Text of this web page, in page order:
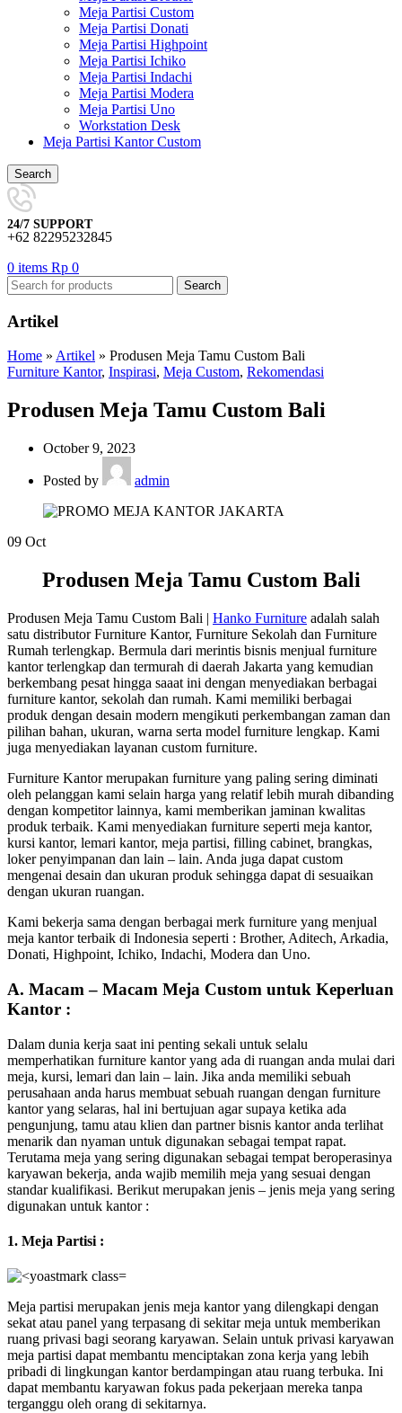
Meja Partisi Custom
Meja Partisi Donati
Meja Partisi Highpoint
Meja Partisi Ichiko
Meja Partisi Indachi
Meja Partisi Modera
Meja Partisi Uno
Workstation Desk
Meja Partisi Kantor Custom
Search
24/7 SUPPORT
+62 82295232845
0 items Rp 0
Search
Artikel
Home » Artikel » Produsen Meja Tamu Custom Bali
Furniture Kantor, Inspirasi, Meja Custom, Rekomendasi
Produsen Meja Tamu Custom Bali
October 9, 2023
Posted by admin
09 Oct
Produsen Meja Tamu Custom Bali
Produsen Meja Tamu Custom Bali | Hanko Furniture adalah salah
satu distributor Furniture Kantor, Furniture Sekolah dan Furniture
Rumah terlengkap. Bermula dari merintis bisnis menjual furniture
kantor terlengkap dan termurah di daerah Jakarta yang kemudian
berkembang pesat hingga saaat ini dengan menyediakan berbagai
furniture kantor, sekolah dan rumah. Kami memiliki berbagai
produk dengan desain modern mengikuti perkembangan zaman dan
pilihan bahan, ukuran, warna serta model furniture lengkap. Kami
juga menyediakan layanan custom furniture.
Furniture Kantor merupakan furniture yang paling sering diminati
oleh pelanggan kami selain harga yang relatif lebih murah dibanding
dengan kompetitor lainnya, kami memberikan jaminan kwalitas
produk terbaik. Kami menyediakan furniture seperti meja kantor,
kursi kantor, lemari kantor, meja partisi, filling cabinet, brangkas,
loker penyimpanan dan lain – lain. Anda juga dapat custom
mengenai desain dan ukuran produk sehingga dapat di sesuaikan
dengan ukuran ruangan.
Kami bekerja sama dengan berbagai merk furniture yang menjual
meja kantor terbaik di Indonesia seperti : Brother, Aditech, Arkadia,
Donati, Highpoint, Ichiko, Indachi, Modera dan Uno.
A. Macam – Macam Meja Custom untuk Keperluan
Kantor :
Dalam dunia kerja saat ini penting sekali untuk selalu
memperhatikan furniture kantor yang ada di ruangan anda mulai dari
meja, kursi, lemari dan lain – lain. Jika anda memiliki sebuah
perusahaan anda harus membuat sebuah ruangan dengan furniture
kantor yang selaras, hal ini bertujuan agar supaya ketika ada
pengunjung, tamu atau klien dan partner bisnis kantor anda terlihat
menarik dan nyaman untuk digunakan sebagai tempat rapat.
Terutama meja yang sering digunakan sebagai tempat beroperasinya
karyawan bekerja, anda wajib memilih meja yang sesuai dengan
standar kualifikasi. Berikut merupakan jenis – jenis meja yang sering
digunakan untuk kantor :
1. Meja Partisi :
Meja partisi merupakan jenis meja kantor yang dilengkapi dengan
sekat atau panel yang terpasang di sekitar meja untuk memberikan
ruang privasi bagi seorang karyawan. Selain untuk privasi karyawan
meja partisi dapat membantu menciptakan zona kerja yang lebih
pribadi di lingkungan kantor berdampingan atau ruang terbuka. Ini
dapat membantu karyawan fokus pada pekerjaan mereka tanpa
terganggu oleh orang di sekitarnya.